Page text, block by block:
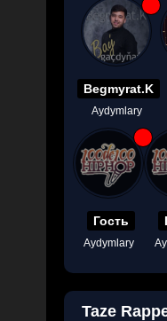
Begmyrat.K
Aydymlary
Гость
Aydymlary
Taze